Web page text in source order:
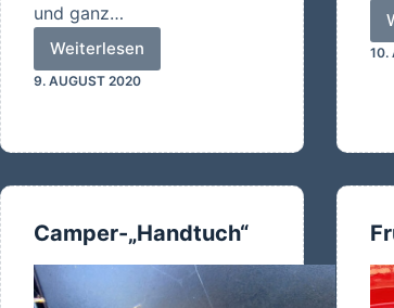
und ganz…
Weiterlesen
Jetzt
ist
9. AUGUST 2020
10.
Camper-„Handtuch“